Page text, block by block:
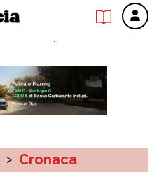
> Cronaca